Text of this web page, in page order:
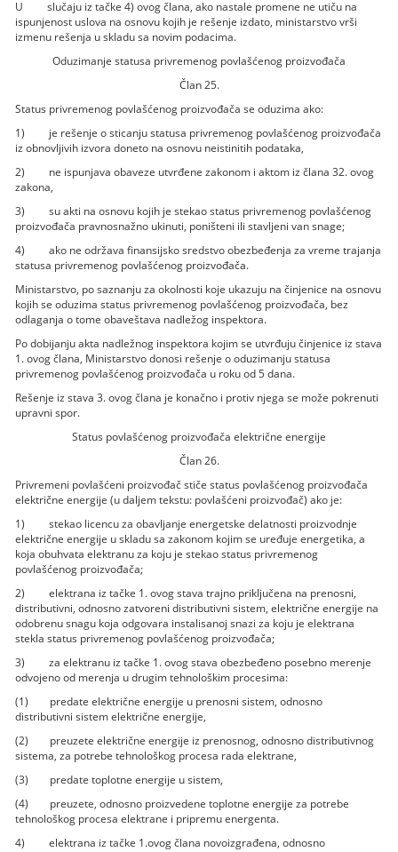
U slučaju iz tačke 4) ovog člana, ako nastale promene ne utiču na
ispunjenost uslova na osnovu kojih je rešenje izdato, ministarstvo vrši
izmenu rešenja u skladu sa novim podacima.
Oduzimanje statusa privremenog povlašćenog proizvođača
Član 25.
Status privremenog povlašćenog proizvođača se oduzima ako:
1) je rešenje o sticanju statusa privremenog povlašćenog proizvođača
iz obnovljivih izvora doneto na osnovu neistinitih podataka,
2) ne ispunjava obaveze utvrđene zakonom i aktom iz člana 32. ovog
zakona,
3) su akti na osnovu kojih je stekao status privremenog povlašćenog
proizvođača pravnosnažno ukinuti, poništeni ili stavljeni van snage;
4) ako ne održava finansijsko sredstvo obezbeđenja za vreme trajanja
statusa privremenog povlašćenog proizvođača.
Ministarstvo, po saznanju za okolnosti koje ukazuju na činjenice na osnovu
kojih se oduzima status privremenog povlašćenog proizvođača, bez
odlaganja o tome obaveštava nadležog inspektora.
Po dobijanju akta nadležnog inspektora kojim se utvrđuju činjenice iz stava
1. ovog člana, Ministarstvo donosi rešenje o oduzimanju statusa
privremenog povlašćenog proizvođača u roku od 5 dana.
Rešenje iz stava 3. ovog člana je konačno i protiv njega se može pokrenuti
upravni spor.
Status povlašćenog proizvođača električne energije
Član 26.
Privremeni povlašćeni proizvođač stiče status povlašćenog proizvođača
električne energije (u daljem tekstu: povlašćeni proizvođač) ako je:
1) stekao licencu za obavljanje energetske delatnosti proizvodnje
električne energije u skladu sa zakonom kojim se uređuje energetika, a
koja obuhvata elektranu za koju je stekao status privremenog
povlašćenog proizvođača;
2) elektrana iz tačke 1. ovog stava trajno priključena na prenosni,
distributivni, odnosno zatvoreni distributivni sistem, električne energije na
odobrenu snagu koja odgovara instalisanoj snazi za koju je elektrana
stekla status privremenog povlašćenog proizvođača;
3) za elektranu iz tačke 1. ovog stava obezbeđeno posebno merenje
odvojeno od merenja u drugim tehnološkim procesima:
(1) predate električne energije u prenosni sistem, odnosno
distributivni sistem električne energije,
(2) preuzete električne energije iz prenosnog, odnosno distributivnog
sistema, za potrebe tehnološkog procesa rada elektrane,
(3) predate toplotne energije u sistem,
(4) preuzete, odnosno proizvedene toplotne energije za potrebe
tehnološkog procesa elektrane i pripremu energenta.
4) elektrana iz tačke 1.ovog člana novoizgrađena, odnosno